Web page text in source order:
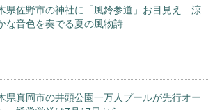
県佐野市の神社に「風鈴参道」お目見え 涼
な音色を奏でる夏の風物詩
県真岡市の井頭公園一万人プールが先行オー